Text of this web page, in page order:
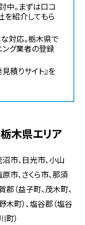
中。まずは口コ
紹介してもら
対応。栃木県で
ング業者の登録
積りサイト』を
木県エリア
市、日光市、小山
市、さくら市、那須
（益子町、茂木町、
木町）、塩谷郡（塩谷
町）